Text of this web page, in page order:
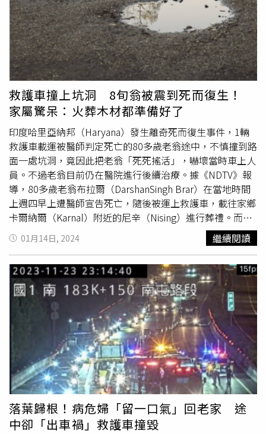
似逆向超車而從漢溪路衝出的41歲王男車輛撞上，當場導致
2車各自失控及車頭毀損外，也造成現場4人受傷，包括雙方
駕駛、隨車救護員全身多處擦挫傷，以及另名李姓員警臉部
擦挫傷等，所幸經送醫救治後均已無大礙。經查，經員警對
駕駛實施酒測後，雙方駕駛酒測值均為0，目前已排除酒駕
肇事可能，初步研判事故原因恐與小客車違規行駛有關，而
若經調查違規情形屬實後，駕駛恐將被依不依照號誌行駛開
罰600至1800元，至於詳細的事故原因與責任歸屬仍有待進
一步調查後釐清。
救護車撞上坑洞 8旬翁被震到死而復生！
家屬驚呆：火葬木材都準備好了
印度哈里亞納邦（Haryana）發生離奇死而復生事件，1輛
救護車載運被醫師判定死亡的80多歲老翁途中，不慎撞到路
面一處坑洞，竟因此把老翁「死死搖活」，嚇壞當時車上人
員。不過老翁目前仍在醫院進行後續治療。據《NDTV》報
導，80多歲老翁布拉爾（DarshanSingh Brar）在當地時間
上週四早上遭醫師宣告死亡，隨後被運上救護車，載往家鄉
卡爾納爾（Karnal）附近的尼辛（Nising）進行葬禮。而陪
同的孫子巴爾萬（Balwan Singh）則在不久後與救護車駕駛
及醫護人員見證驚人一幕。救護車撞上一處村莊道路坑洞時
的搖晃，竟把布拉爾的生命跡象震出來，眾人在發現布拉爾
「有些動靜」後，透過觸摸脈搏及車上儀器，確認他恢復心
跳，並馬上轉頭回醫院。布拉爾死而復生的消息，讓原本正
準備葬禮的親友及鄰居們無比欣喜，一名親戚就表示，葬禮
現場已經搭好帳篷、準備好食物以及火葬用的木材，就等遺
體到達舉行儀式，所有人都對奇蹟表示感謝，並希望布拉爾
早日康復。不過，布拉爾雖然奇蹟死而復生，但本身有心臟
病的他回到醫院後被發現肺部感染，且情況非常嚴重，使用
呼吸器4天後雖然可以自主呼吸，但病情仍不樂觀。至於布
拉爾的主治醫師則對上間醫院引發的事件表達「令人困
惑」。
01月14日, 2024 繼續閱讀
落葉歸根！病危婦「留一口氣」回老家 途
中卻「出車禍」救護車撞毀